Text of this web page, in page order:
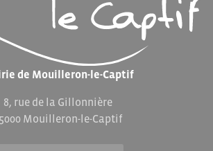
de Mouilleron-le-Captif
8, rue de la Gillonnière
Mouilleron-le-Captif